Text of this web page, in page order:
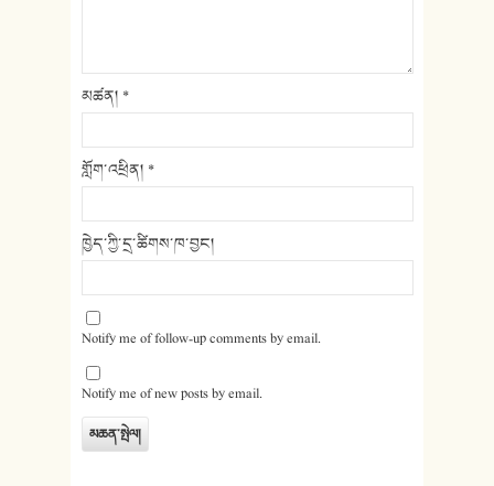
མཚན། *
གློག་འཕྲིན། *
ཁྱེད་ཀྱི་དྲ་ཚིགས་ཁ་བྱང།
Notify me of follow-up comments by email.
Notify me of new posts by email.